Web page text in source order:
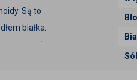
Są to
białka.
Sól